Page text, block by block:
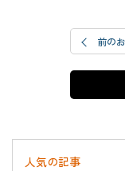
前の
人気の記事